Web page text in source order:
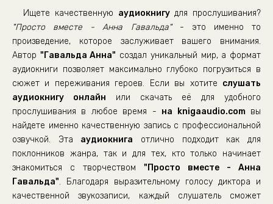
01-03-03
01-03-04
01-03-05
01-03-07
01-03-08
01-03-09
01-04-01
01-04-03
Ищете качественную аудиокнигудля прослушивания?
"Просто вместе - Анна Гавальда"- это именно то
произведение, которое заслуживает вашего внимания.
Автор "Гавальда Анна" создал уникальный мир, а формат
аудиокниги позволяет максимально глубоко погрузиться в
сюжет и переживания героев. Если вы хотите слушать
аудиокнигу онлайн или скачать её для удобного
прослушивания в любое время - на knigaaudio.comвы
найдете именно качественную запись с профессиональной
озвучкой. Эта аудиокнига отлично подходит как для
поклонников жанра, так и для тех, кто только начинает
знакомиться с творчеством "Просто вместе - Анна
Гавальда". Благодаря выразительному голосу диктора и
качественной звукозаписи, каждый слушатель сможет